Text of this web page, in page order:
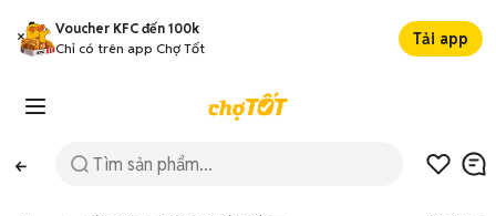
Voucher KFC đến 100k
Chỉ có trên app Chợ Tốt
Tải app